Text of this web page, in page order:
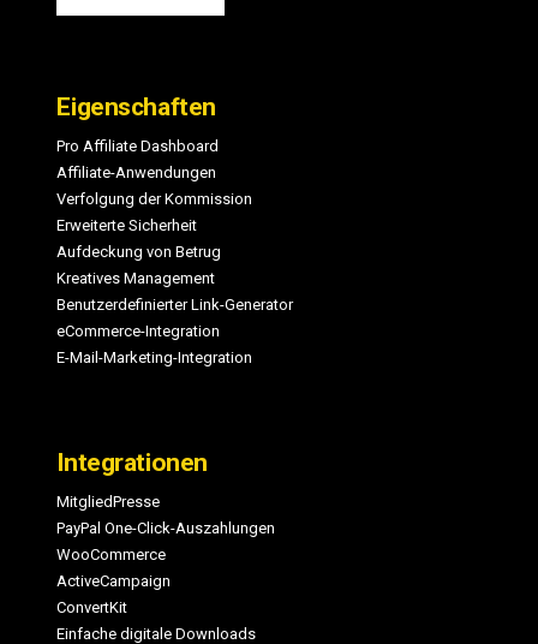
Eigenschaften
Pro Affiliate Dashboard
Affiliate-Anwendungen
Verfolgung der Kommission
Erweiterte Sicherheit
Aufdeckung von Betrug
Kreatives Management
Benutzerdefinierter Link-Generator
eCommerce-Integration
E-Mail-Marketing-Integration
Integrationen
MitgliedPresse
PayPal One-Click-Auszahlungen
WooCommerce
ActiveCampaign
ConvertKit
Einfache digitale Downloads